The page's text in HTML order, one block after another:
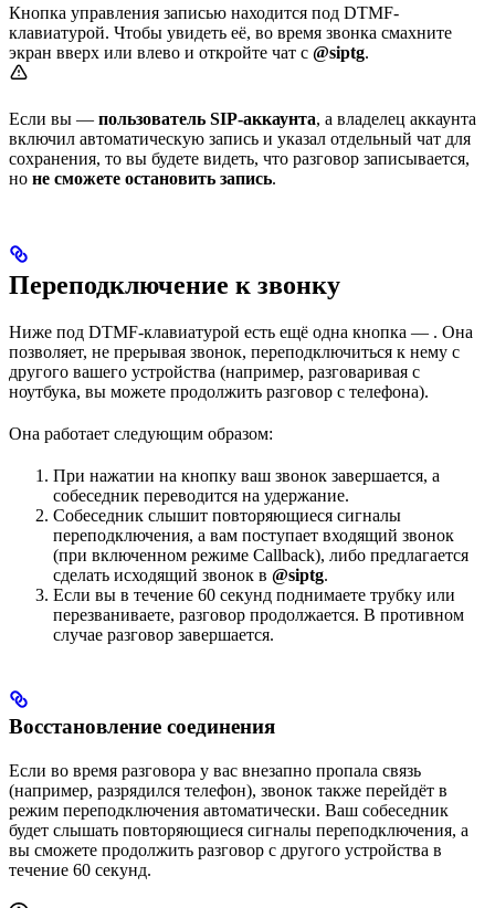
Кнопка управления записью находится под DTMF-
клавиатурой. Чтобы увидеть её, во время звонка смахните
экран вверх или влево и откройте чат с @siptg.
Если вы — пользователь SIP-аккаунта, а владелец аккаунта
включил автоматическую запись и указал отдельный чат для
сохранения, то вы будете видеть, что разговор записывается,
но не сможете остановить запись.
Переподключение к звонку
Ниже под DTMF-клавиатурой есть ещё одна кнопка — . Она
позволяет, не прерывая звонок, переподключиться к нему с
другого вашего устройства (например, разговаривая с
ноутбука, вы можете продолжить разговор с телефона).
Она работает следующим образом:
При нажатии на кнопку ваш звонок завершается, а
собеседник переводится на удержание.
Собеседник слышит повторяющиеся сигналы
переподключения, а вам поступает входящий звонок
(при включенном режиме Callback), либо предлагается
сделать исходящий звонок в @siptg.
Если вы в течение 60 секунд поднимаете трубку или
перезваниваете, разговор продолжается. В противном
случае разговор завершается.
Восстановление соединения
Если во время разговора у вас внезапно пропала связь
(например, разрядился телефон), звонок также перейдёт в
режим переподключения автоматически. Ваш собеседник
будет слышать повторяющиеся сигналы переподключения, а
вы сможете продолжить разговор с другого устройства в
течение 60 секунд.